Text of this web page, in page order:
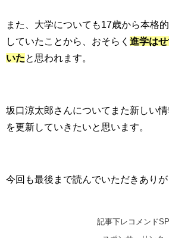
また、大学についても17歳から本格
していたことから、おそらく 進学は
いた と思われます。
坂口涼太郎さんについてまた新しい
を更新していきたいと思います。
今回も最後まで読んでいただきありが
記事下レコメンドSP